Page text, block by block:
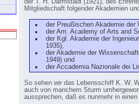
der T. H. Darmstadt (1921), des
Mitgliedschaft folgender Akademien
der Preußischen Akademie der
der Am. Academy of Arts and
der Kgl. Akademie der
1935),
der Akademie der
1949) und
der Accademia Nazionale dei
So sehen wir das Lebensschiff K. W.
auch von manchem Sturm
aussprechen, daß es nunmehr in